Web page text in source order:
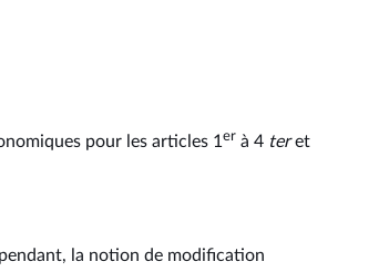
pour les articles 1 er à 4 teret
la notion de modification